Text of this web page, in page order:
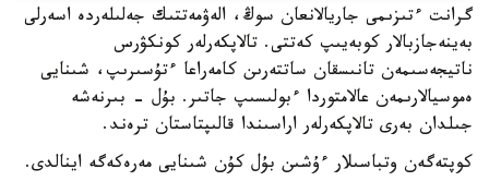
گرانت ءتىزىمى جاريالانعان سوڭ، الەۋمەتتىك جەلىلەردە اسەرلى
بەينەجازبالار كوبەيىپ كەتتى. تالاپكەرلەر كونكۋرس
ناتيجەسىمەن تانىسقان ساتتەرىن كامەراعا ءتۇسىرىپ، شىنايى
ەموسيالارىمەن عالامتوردا ءبولىسىپ جاتىر. بۇل - بىرنەشە
جىلدان بەرى تالاپكەرلەر اراسىندا قالىپتاستان ترەند.
كوپتەگەن وتباسىلار ءۇشىن بۇل كۇن شىنايى مەرەكەگە اينالدى.